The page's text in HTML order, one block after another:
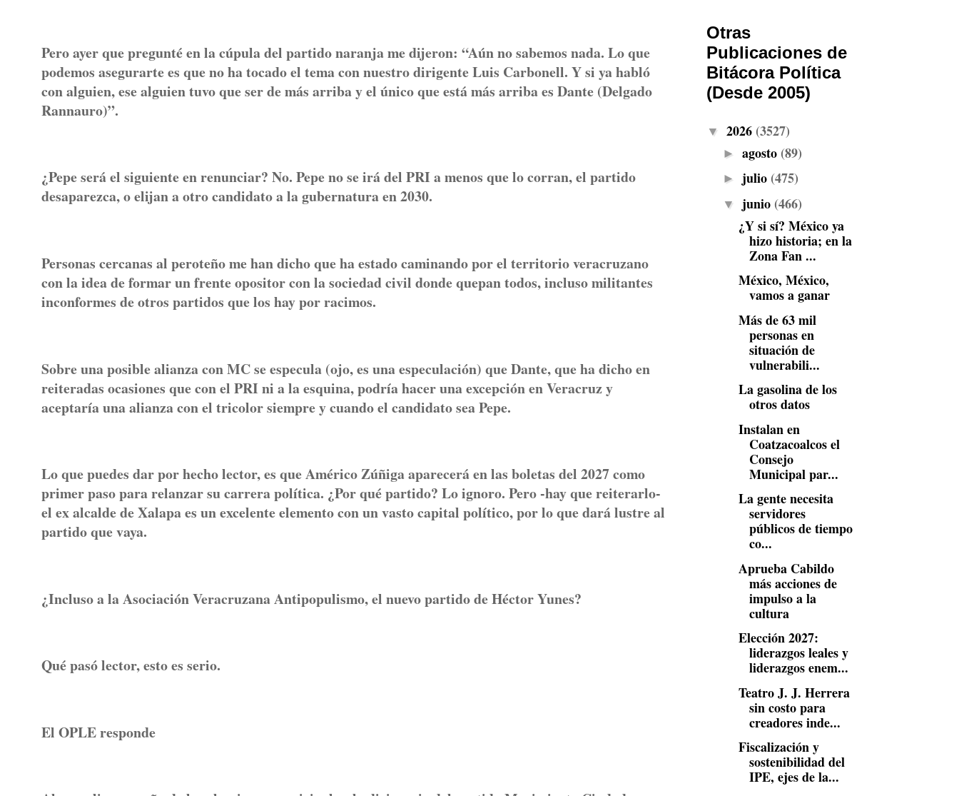
Pero ayer que pregunté en la cúpula del partido naranja me dijeron: “Aún no sabemos nada. Lo que
podemos asegurarte es que no ha tocado el tema con nuestro dirigente Luis Carbonell. Y si ya habló
con alguien, ese alguien tuvo que ser de más arriba y el único que está más arriba es Dante (Delgado
Rannauro)”.
¿Pepe será el siguiente en renunciar? No. Pepe no se irá del PRI a menos que lo corran, el partido
desaparezca, o elijan a otro candidato a la gubernatura en 2030.
Personas cercanas al peroteño me han dicho que ha estado caminando por el territorio veracruzano
con la idea de formar un frente opositor con la sociedad civil donde quepan todos, incluso militantes
inconformes de otros partidos que los hay por racimos.
Sobre una posible alianza con MC se especula (ojo, es una especulación) que Dante, que ha dicho en
reiteradas ocasiones que con el PRI ni a la esquina, podría hacer una excepción en Veracruz y
aceptaría una alianza con el tricolor siempre y cuando el candidato sea Pepe.
Lo que puedes dar por hecho lector, es que Américo Zúñiga aparecerá en las boletas del 2027 como
primer paso para relanzar su carrera política. ¿Por qué partido? Lo ignoro. Pero -hay que reiterarlo-
el ex alcalde de Xalapa es un excelente elemento con un vasto capital político, por lo que dará lustre al
partido que vaya.
¿Incluso a la Asociación Veracruzana Antipopulismo, el nuevo partido de Héctor Yunes?
Qué pasó lector, esto es serio.
El OPLE responde
Otras
Publicaciones de
Bitácora Política
(Desde 2005)
▼ 2026 (3527)
► agosto (89)
► julio (475)
▼ junio (466)
¿Y si sí? México ya
hizo historia; en la
Zona Fan ...
México, México,
vamos a ganar
Más de 63 mil
personas en
situación de
vulnerabili...
La gasolina de los
otros datos
Instalan en
Coatzacoalcos el
Consejo
Municipal par...
La gente necesita
servidores
públicos de tiempo
co...
Aprueba Cabildo
más acciones de
impulso a la
cultura
Elección 2027:
liderazgos leales y
liderazgos enem...
Teatro J. J. Herrera
sin costo para
creadores inde...
Fiscalización y
sostenibilidad del
IPE, ejes de la...